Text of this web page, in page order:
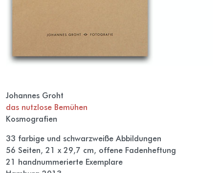
Johannes Groht
das nutzlose Bemühen
Kosmografien
33 farbige und schwarzweiße Abbildungen
56 Seiten, 21 x 29,7 cm, offene Fadenheftung
21 handnummerierte Exemplare